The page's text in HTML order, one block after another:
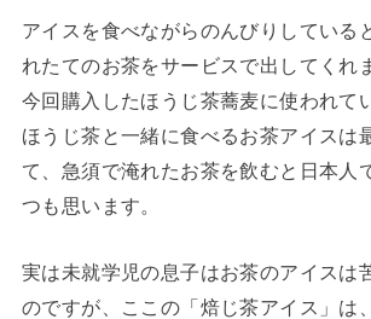
アイスを食べながらのんびりしている
れたてのお茶をサービスで出してくれ
今回購入したほうじ茶蕎麦に使われて
ほうじ茶と一緒に食べるお茶アイスは
て、急須で淹れたお茶を飲むと日本人
つも思います。
実は未就学児の息子はお茶のアイスは
のですが、ここの「焙じ茶アイス」は